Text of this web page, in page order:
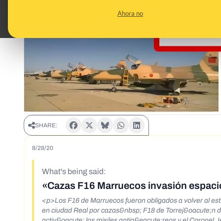
Ahora no
SHARE:
8/28/20
What's being said:
«Cazas F16 Marruecos invasión
<p>Los F16 de Marruecos fueron obligados a volver al
en ciudad Real por cazas&nbsp; F18 de